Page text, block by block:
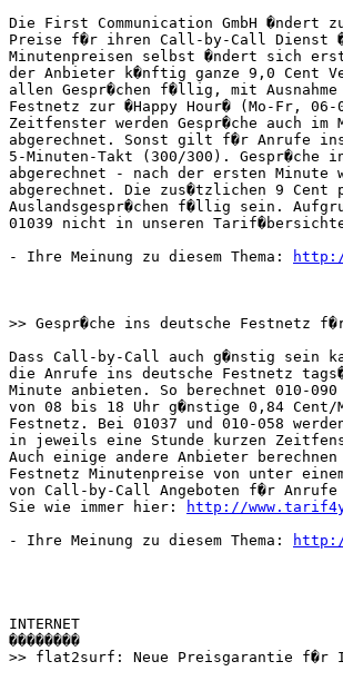
Die First Communication GmbH �ndert
Preise f�r ihren Call-by-Call Dienst
Minutenpreisen selbst �ndert sich
der Anbieter k�nftig ganze 9,0 Cent
allen Gespr�chen f�llig, mit Ausnahme
Festnetz zur �Happy Hour� (Mo-Fr,
Zeitfenster werden Gespr�che auch
abgerechnet. Sonst gilt f�r Anrufe
5-Minuten-Takt (300/300). Gespr�che
abgerechnet - nach der ersten
abgerechnet. Die zus�tzlichen 9 Cent
Auslandsgespr�chen f�llig sein.
01039 nicht in unseren
- Ihre Meinung zu diesem Thema:
>> Gespr�che ins deutsche Festnetz
Dass Call-by-Call auch g�nstig sein
die Anrufe ins deutsche Festnetz
Minute anbieten. So berechnet 010-
von 08 bis 18 Uhr g�nstige 0,84 Cent/
Festnetz. Bei 01037 und 010-058
in jeweils eine Stunde kurzen
Auch einige andere Anbieter
Festnetz Minutenpreise von unter
von Call-by-Call Angeboten f�r
Sie wie immer hier:
http://
- Ihre Meinung zu diesem Thema:
INTERNET
��������
>> flat2surf: Neue Preisgarantie f�r